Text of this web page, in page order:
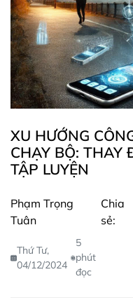
XU HƯỚNG
CHẠY BỘ: THAY
TẬP LUYỆN
Phạm Trọng
Tuân
Thứ Tư,
04/12/2024
5
phút
đọc
Chia
sẻ: